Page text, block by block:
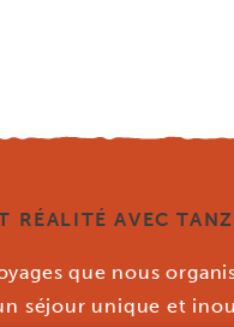
RÉALITÉ AVEC
que nous
séjour unique et